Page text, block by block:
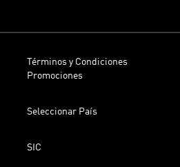
Términos y Condiciones
Promociones
Seleccionar País
SIC